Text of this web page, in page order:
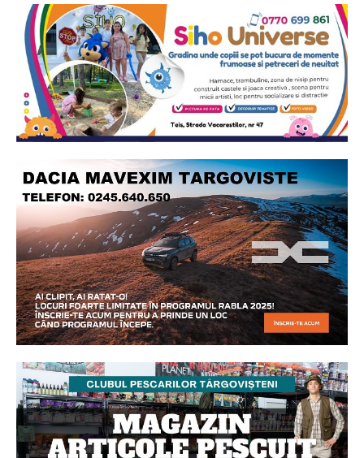
Ionuț Parghel
2de 2